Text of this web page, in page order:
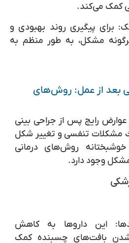
کمک می‌کند.
برای پیگیری روند بهبودی و
مشکل، به طور منظم به
بعد از عمل: روش‌های
رایج پس از جراحی بینی
مشکلات تنفسی و تغییر شکل
روش‌های درمانی
وجود دارد.
این داروها به کاهش
شدن بافت‌های چسبنده کمک